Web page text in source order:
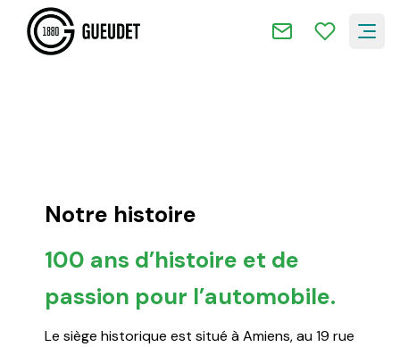
Notre histoire
100 ans d’histoire et de
passion pour l’automobile.
Le siège historique est situé à Amiens, au 19 rue